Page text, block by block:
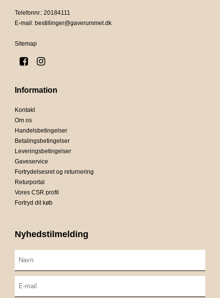
Telefonnr.: 20184111
E-mail : bestillinger@gaverummet.dk
Sitemap
Information
Kontakt
Om os
Handelsbetingelser
Betalingsbetingelser
Leveringsbetingelser
Gaveservice
Fortrydelsesret og returnering
Returportal
Vores CSR profil
Fortryd dit køb
Nyhedstilmelding